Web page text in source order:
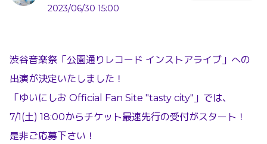
2023/06/30 15:00
渋谷音楽祭「公園通りレコード インストアライブ」への
出演が決定いたしました！
「ゆいにしお Official Fan Site "tasty city"」では、
7/1(土) 18:00からチケット最速先行の受付がスタート！
是非ご応募下さい！